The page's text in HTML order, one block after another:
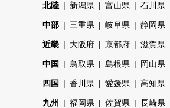
北陸 新潟県 富山県 石川県
中部 三重県 岐阜県 静岡県
近畿 大阪府 京都府 滋賀県
中国 鳥取県 島根県 岡山県
四国 香川県 愛媛県 高知県
九州 福岡県 佐賀県 長崎県